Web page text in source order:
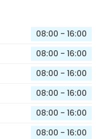
08:00 - 16:00
08:00 - 16:00
08:00 - 16:00
08:00 - 16:00
08:00 - 16:00
08:00 - 16:00